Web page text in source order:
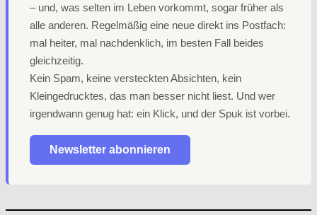
– und, was selten im Leben vorkommt, sogar früher als
alle anderen. Regelmäßig eine neue direkt ins Postfach:
mal heiter, mal nachdenklich, im besten Fall beides
gleichzeitig.
Kein Spam, keine versteckten Absichten, kein
Kleingedrucktes, das man besser nicht liest. Und wer
irgendwann genug hat: ein Klick, und der Spuk ist vorbei.
Newsletter abonnieren